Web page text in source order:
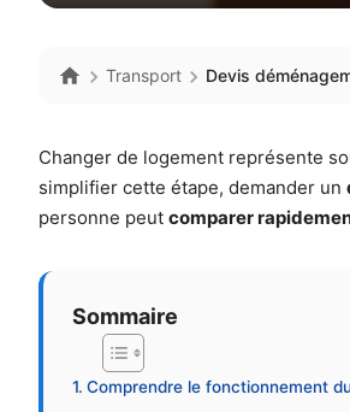
Transport Devis
Changer de logement représente
simplifier cette étape, demander un
personne peut comparer
Sommaire
Comprendre le fonctionnement